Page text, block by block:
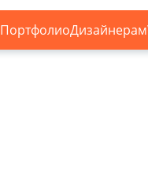
ПортфолиоДизайнерам